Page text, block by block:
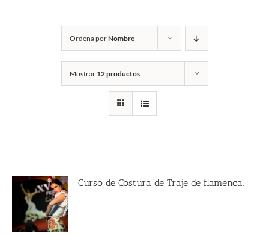
Ordena porNombre
Mostrar 12 productos
Curso de Costura de Traje de flamenca.